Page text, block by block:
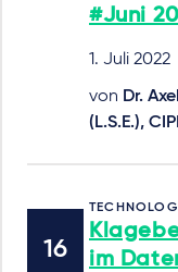
#Juni
1. Juli 2022
von Dr.
(L.S.E.),
im